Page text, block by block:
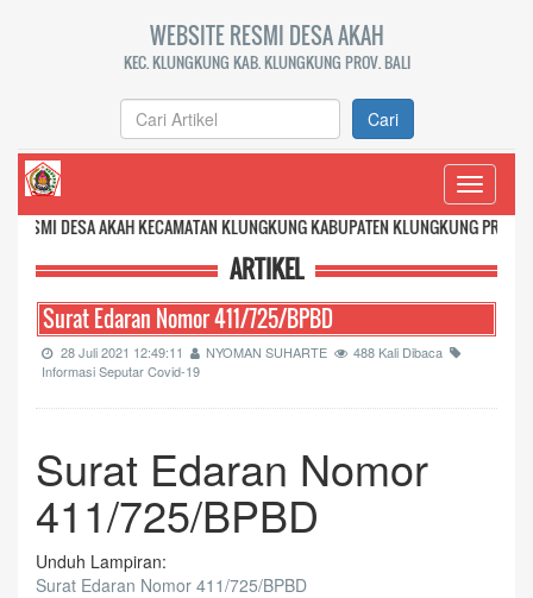
WEBSITE RESMI DESA AKAH
KEC. KLUNGKUNG KAB. KLUNGKUNG PROV. BALI
Cari
Toggle
AKAH KECAMATAN KLUNGKUNG KABUPATEN KLUNGKUNG PROVINSI BALI
ARTIKEL
Surat Edaran Nomor 411/725/BPBD
28 Juli 2021 12:49:11 NYOMAN SUHARTE
488 Kali Dibaca
Informasi Seputar Covid-19
Surat Edaran Nomor
411/725/BPBD
Unduh Lampiran:
Surat Edaran Nomor 411/725/BPBD